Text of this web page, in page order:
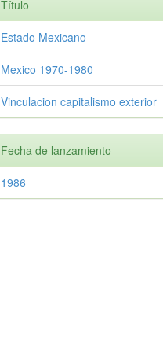
Título
Estado Mexicano
Mexico 1970-1980
Vinculacion capitalismo exterior
Fecha de lanzamiento
1986